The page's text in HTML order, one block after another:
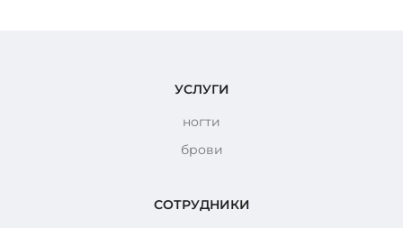
УСЛУГИ
ногти
брови
СОТРУДНИКИ